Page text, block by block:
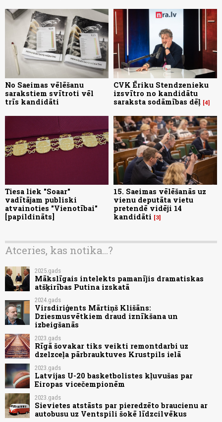
No Saeimas vēlēšanu
sarakstiem svītroti vēl
trīs kandidāti
CVK Ēriku Stendzenieku
izsvītro no kandidātu
saraksta sodāmības dēļ 4
Tiesa liek "Soaar"
vadītājam publiski
atvainoties "Vienotībai"
[papildināts]
15. Saeimas vēlēšanās uz
vienu deputāta vietu
pretendē vidēji 14
kandidāti
3
Atceries, kas notika...?
2025.gads
Mākslīgais intelekts pamanījis dramatiskas
atšķirības Putina izskatā
2024.gads
Virsdiriģents Mārtiņš Klišāns:
Dziesmusvētkiem draud iznīkšana un
izbeigšanās
2023.gads
Rīgā šovakar tiks veikti remontdarbi uz
dzelzceļa pārbrauktuves Krustpils ielā
2023.gads
Latvijas U-20 basketbolistes kļuvušas par
Eiropas vicečempionēm
2023.gads
Sievietes atstāsts par pieredzēto braucienu ar
autobusu uz Ventspili šokē līdzcilvēkus